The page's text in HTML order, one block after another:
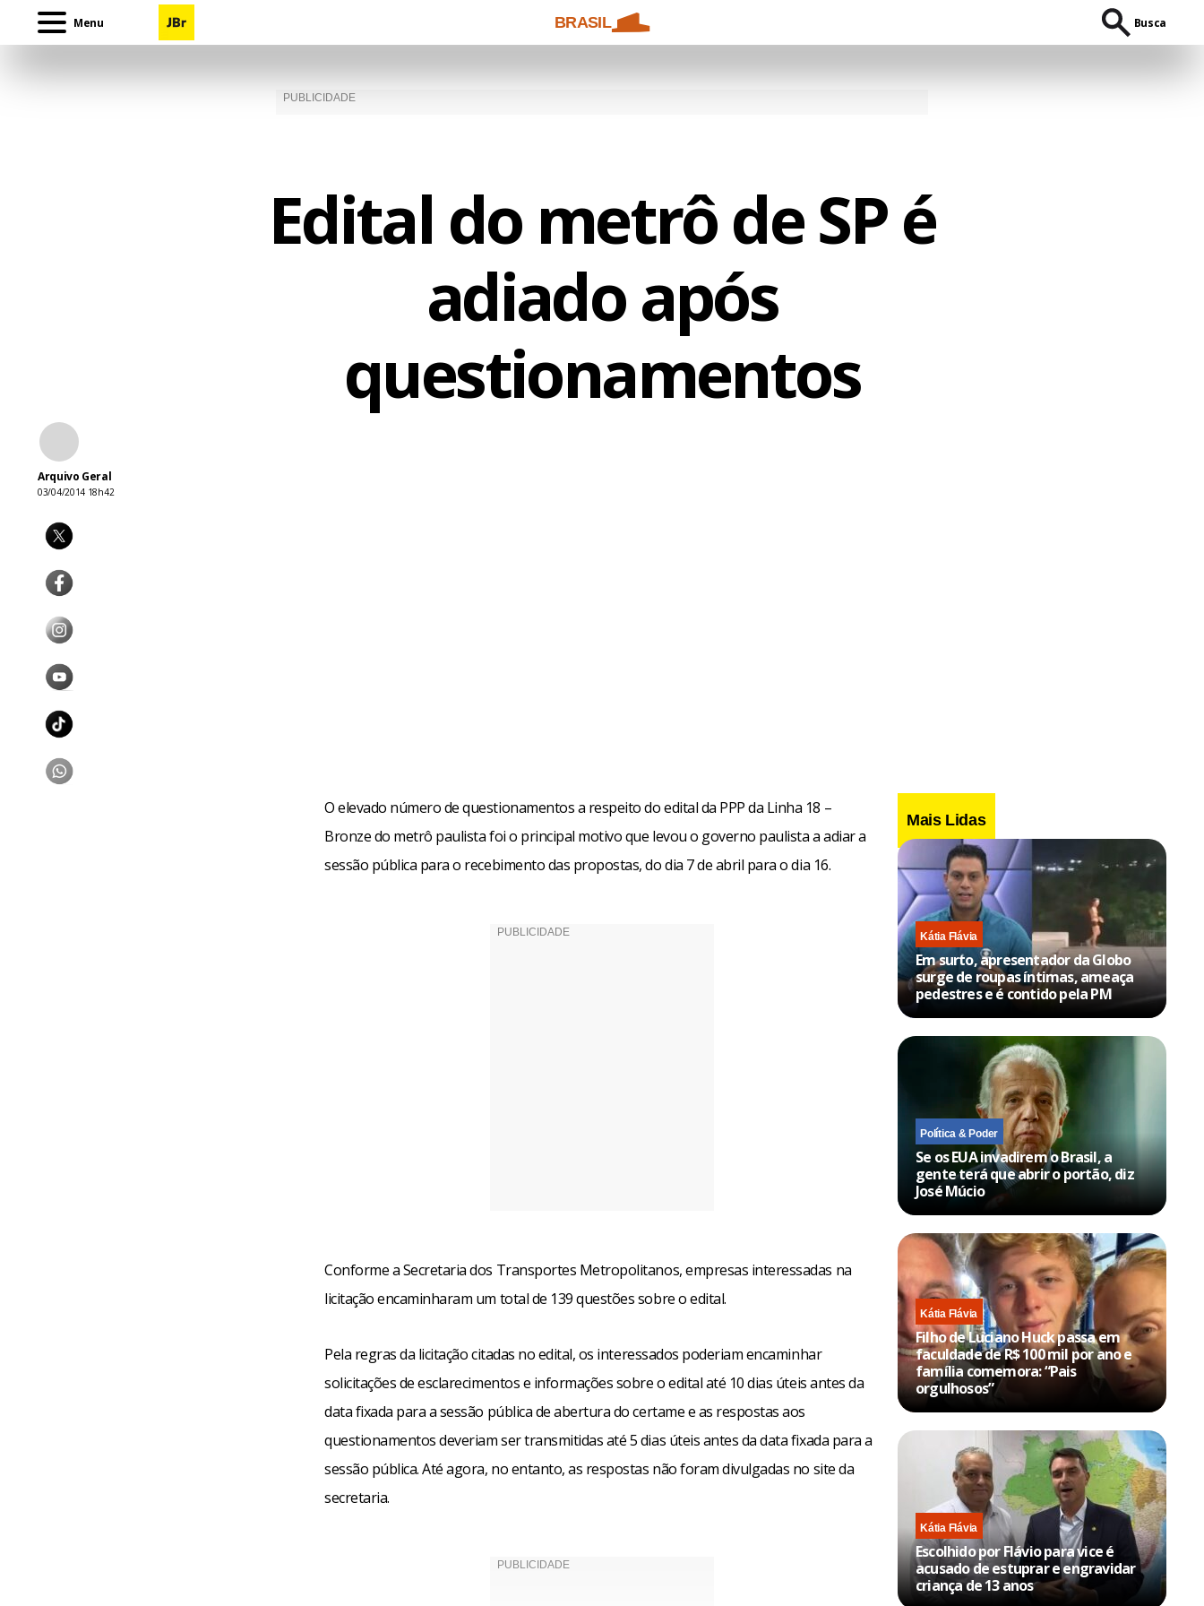
Menu BRASIL Busca
Edital do metrô de SP é
adiado após
questionamentos
Arquivo Geral
03/04/2014 18h42
O elevado número de questionamentos a respeito do edital da PPP da Linha 18 –
Bronze do metrô paulista foi o principal motivo que levou o governo paulista a adiar a
sessão pública para o recebimento das propostas, do dia 7 de abril para o dia 16.
Conforme a Secretaria dos Transportes Metropolitanos, empresas interessadas na
licitação encaminharam um total de 139 questões sobre o edital.
Pela regras da licitação citadas no edital, os interessados poderiam encaminhar
solicitações de esclarecimentos e informações sobre o edital até 10 dias úteis antes da
data fixada para a sessão pública de abertura do certame e as respostas aos
questionamentos deveriam ser transmitidas até 5 dias úteis antes da data fixada para a
sessão pública. Até agora, no entanto, as respostas não foram divulgadas no site da
secretaria.
Mais Lidas
Kátia Flávia
Em surto, apresentador da Globo
surge de roupas íntimas, ameaça
pedestres e é contido pela PM
Política & Poder
Se os EUA invadirem o Brasil, a
gente terá que abrir o portão, diz
José Múcio
Kátia Flávia
Filho de Luciano Huck passa em
faculdade de R$ 100 mil por ano e
família comemora: “Pais
orgulhosos”
Kátia Flávia
Escolhido por Flávio para vice é
acusado de estuprar e engravidar
criança de 13 anos